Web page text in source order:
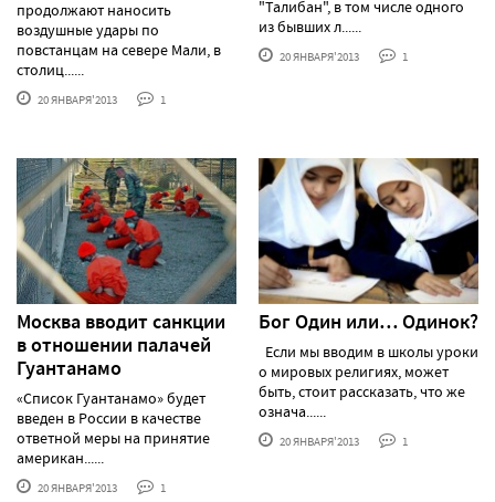
продолжают наносить
воздушные удары по
повстанцам на севере Мали, в
столиц......
20 ЯНВАРЯ'2013 1
"Талибан", в том числе одного
из бывших л......
20 ЯНВАРЯ'2013 1
Москва вводит санкции
в отношении палачей
Гуантанамо
«Список Гуантанамо» будет
введен в России в качестве
ответной меры на принятие
американ......
20 ЯНВАРЯ'2013 1
Бог Один или… Одинок?
Если мы вводим в школы уроки
о мировых религиях, может
быть, стоит рассказать, что же
означа......
20 ЯНВАРЯ'2013 1